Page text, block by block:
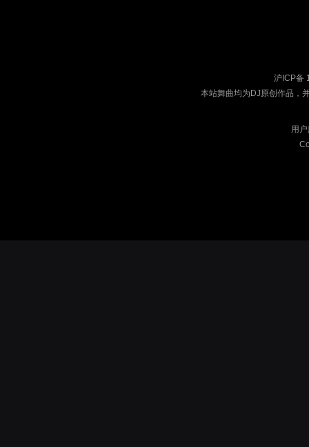
沪ICP备
本站舞曲均为DJ原创作品，
用